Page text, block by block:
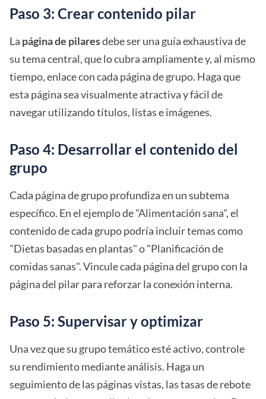
Paso 3: Crear contenido pilar
La página de pilaresdebe ser una guía exhaustiva de
su tema central, que lo cubra ampliamente y, al mismo
tiempo, enlace con cada página de grupo. Haga que
esta página sea visualmente atractiva y fácil de
navegar utilizando títulos, listas e imágenes.
Paso 4: Desarrollar el contenido del
grupo
Cada página de grupo profundiza en un subtema
específico. En el ejemplo de "Alimentación sana", el
contenido de cada grupo podría incluir temas como
"Dietas basadas en plantas" o "Planificación de
comidas sanas". Vincule cada página del grupo con la
página del pilar para reforzar la conexión interna.
Paso 5: Supervisar y optimizar
Una vez que su grupo temático esté activo, controle
su rendimiento mediante análisis. Haga un
seguimiento de las páginas vistas, las tasas de rebote